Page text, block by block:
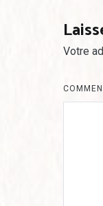
Votre